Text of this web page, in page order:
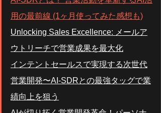
用の最前線 (1ヶ月使ってみた感想も)
Unlocking Sales Excellence: メールア
ウトリーチで営業成果を最大化
インテントセールスで実現する次世代
営業開発〜AI-SDRとの最強タッグで業
績向上を狙う